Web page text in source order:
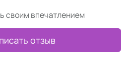
своим впечатлением
отзыв